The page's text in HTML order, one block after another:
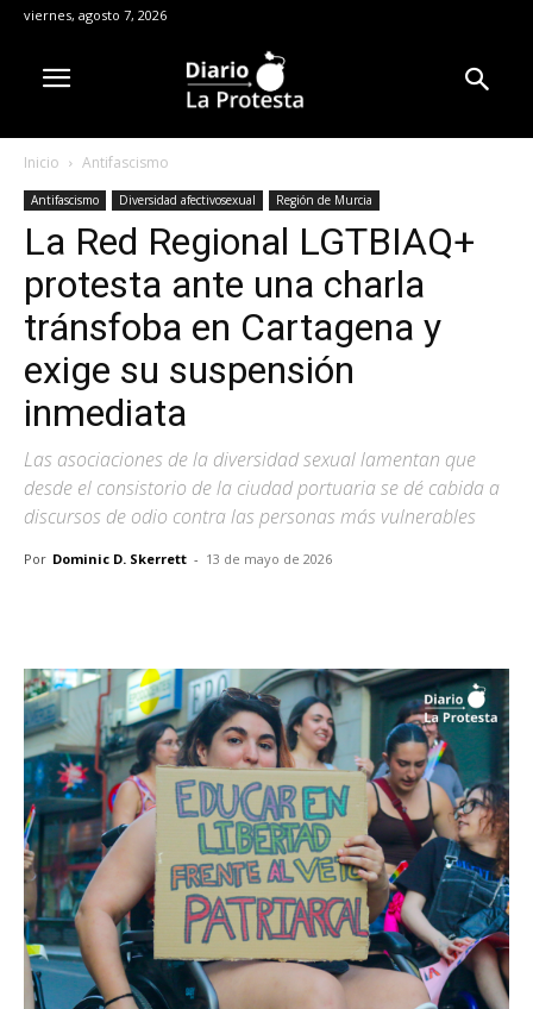
viernes, agosto 7, 2026
Inicio Antifascismo
Antifascismo Diversidad afectivosexual Región de Murcia
La Red Regional LGTBIAQ+
protesta ante una charla
tránsfoba en Cartagena y
exige su suspensión
inmediata
Las asociaciones de la diversidad sexual lamentan que
desde el consistorio de la ciudad portuaria se dé cabida a
discursos de odio contra las personas más vulnerables
Por Dominic D. Skerrett - 13 de mayo de 2026